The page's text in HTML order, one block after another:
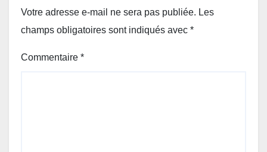
Votre adresse e-mail ne sera pas publiée. Les
champs obligatoires sont indiqués avec *
Commentaire *